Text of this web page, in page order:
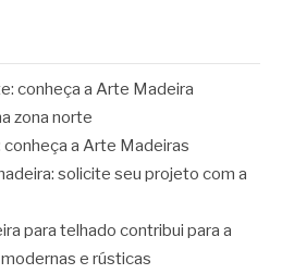
conheça a Arte Madeira
zona norte
a Arte Madeiras
solicite seu projeto com a
para telhado contribui para a
e rústicas